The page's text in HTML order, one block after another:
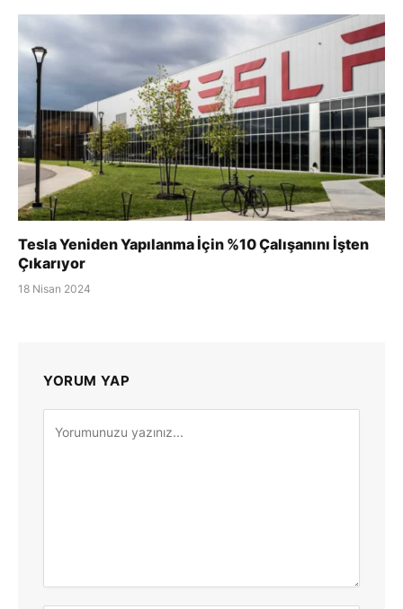
Tesla Yeniden Yapılanma İçin %10 Çalışanını İşten
Çıkarıyor
18 Nisan 2024
YORUM YAP